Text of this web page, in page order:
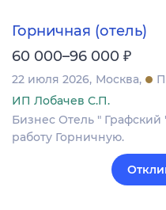
Горничная (отель)
60 000–96 000 ₽
22 июля 2026 Москва
ИП Лобачев С.П.
Бизнес Отель "
работу Горничную.